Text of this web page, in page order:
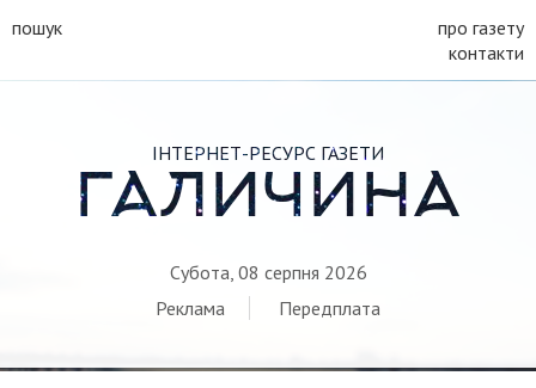
пошук
про газету
контакти
ІНТЕРНЕТ-РЕСУРС ГАЗЕТИ
ГАЛИЧИНА
Субота, 08 серпня 2026
Реклама
Передплата